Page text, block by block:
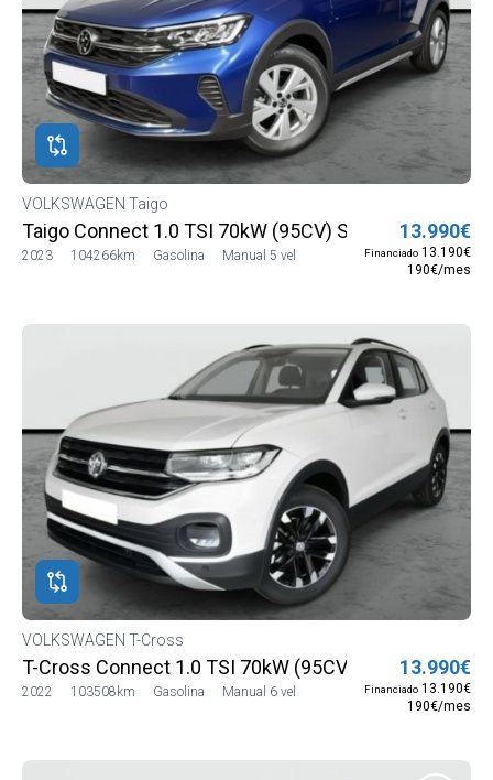
VOLKSWAGEN Taigo
Taigo Connect 1.0 TSI 70kW (95CV) SG5 (CS13MV22)
2023 104266km Gasolina Manual 5 vel
13.990€
Financiado 13.190€
190€/mes
VOLKSWAGEN T-Cross
T-Cross Connect 1.0 TSI 70kW (95CV) SG5
2022 103508km Gasolina Manual 6 vel
13.990€
Financiado 13.190€
190€/mes